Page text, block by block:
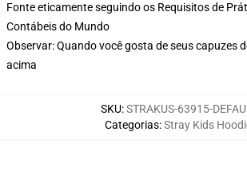
Fonte eticamente seguindo os Requisitos de
Contábeis do Mundo
Observar: Quando você gosta de seus capuzes
acima
SKU:STRAKUS-63915-
Categorias:Stray Kids